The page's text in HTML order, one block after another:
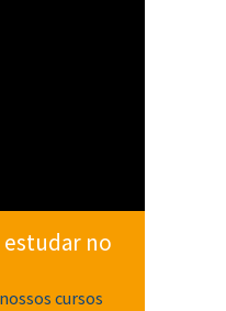
estudar no
cursos